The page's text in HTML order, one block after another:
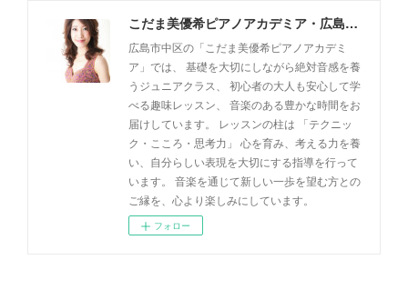
こだま美優希ピアノアカデミア・広島市中区
広島市中区の「こだま美優希ピアノアカデミ
ア」では、 基礎を大切にしながら絶対音感を養
うジュニアクラス、 初心者の大人も安心して学
べる趣味レッスン、 音楽のある豊かな時間をお
届けしています。 レッスンの柱は 「テクニッ
ク・こころ・思考力」 心を育み、考える力を養
い、自分らしい表現を大切にする指導を行って
います。 音楽を通じて新しい一歩を望む方との
ご縁を、心より楽しみにしています。
フォロー